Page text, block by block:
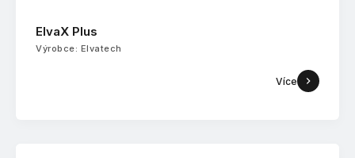
ElvaX Plus
Výrobce: Elvatech
Více